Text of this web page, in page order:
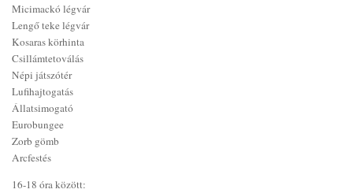
Micimackó légvár
Lengő teke légvár
Kosaras körhinta
Csillámtetoválás
Népi játszótér
Lufihajtogatás
Állatsimogató
Eurobungee
Zorb gömb
Arcfestés
16-18 óra között: